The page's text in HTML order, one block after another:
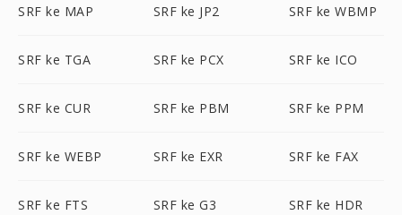
SRF ke MAP SRF ke JP2 SRF ke WBMP
SRF ke TGA SRF ke PCX SRF ke ICO
SRF ke CUR SRF ke PBM SRF ke PPM
SRF ke WEBP SRF ke EXR SRF ke FAX
SRF ke FTS SRF ke G3 SRF ke HDR